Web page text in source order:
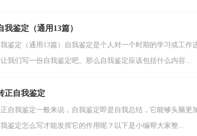
我鉴定（通用13篇）
鉴定（通用13篇）自我鉴定是个人对一个时期的学习或工
我们写一份自我鉴定吧。那么自我鉴定应该包括什么内容...
正自我鉴定
自我鉴定一般来说，自我鉴定即是自我总结，它能够头脑
鉴定怎么写才能发挥它的作用呢？以下是小编帮大家整...